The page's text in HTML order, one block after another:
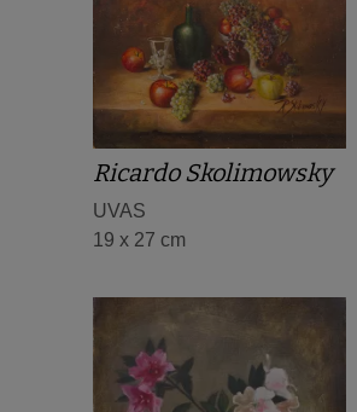
Ricardo Skolimowsky
UVAS
19 x 27 cm